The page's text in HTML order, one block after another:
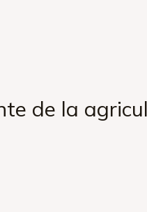
de la